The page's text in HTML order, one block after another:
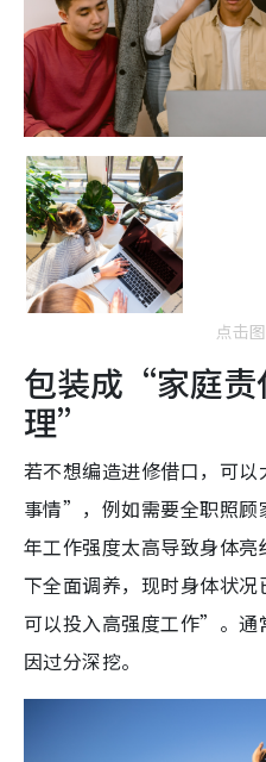
点击
包装成“家庭责
理”
若不想编造进修借口，可
事情”，例如需要全职照
年工作强度太高导致身体
下全面调养，现时身体状
可以投入高强度工作”。通
因过分深挖。